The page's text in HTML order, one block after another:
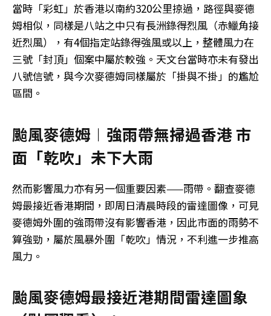
當時「彩虹」於香港以南約320公里掠過，路徑與麥德
姆相似，同樣是八站之中只有長洲錄得烈風（赤鱲角接
近烈風），有4個指定站錄得強風或以上，整體風力在
三號「封頂」個案中屬於較強。天文台當時亦未有發出
八號信號，與今次麥德姆同樣屬於「掛與不掛」的尷尬
區間。
颱風麥德姆︱強雨帶無掃過香港 市
面「乾吹」未下大雨
然而影響風力亦有另一個重要因素——雨帶。翻查麥德
姆最接近香港期間，即周日清晨時段的雷達圖像，可見
麥德姆外圍的強雨帶沒有影響香港，因此市面的雨勢不
算強勁，屬於風暴外圍「乾吹」情況，不利進一步推高
風力。
颱風麥德姆最接近港期間雷達圖象